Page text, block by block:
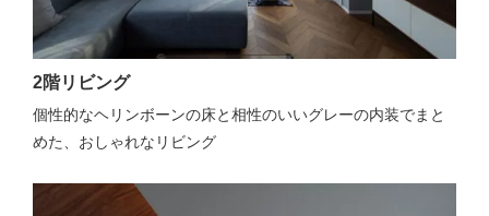
2階リビング
個性的なヘリンボーンの床と相性のいいグレーの内装でまと
めた、おしゃれなリビング